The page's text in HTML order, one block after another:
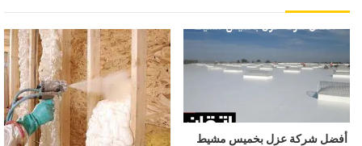
أفضل شركة عزل بخميس مشيط